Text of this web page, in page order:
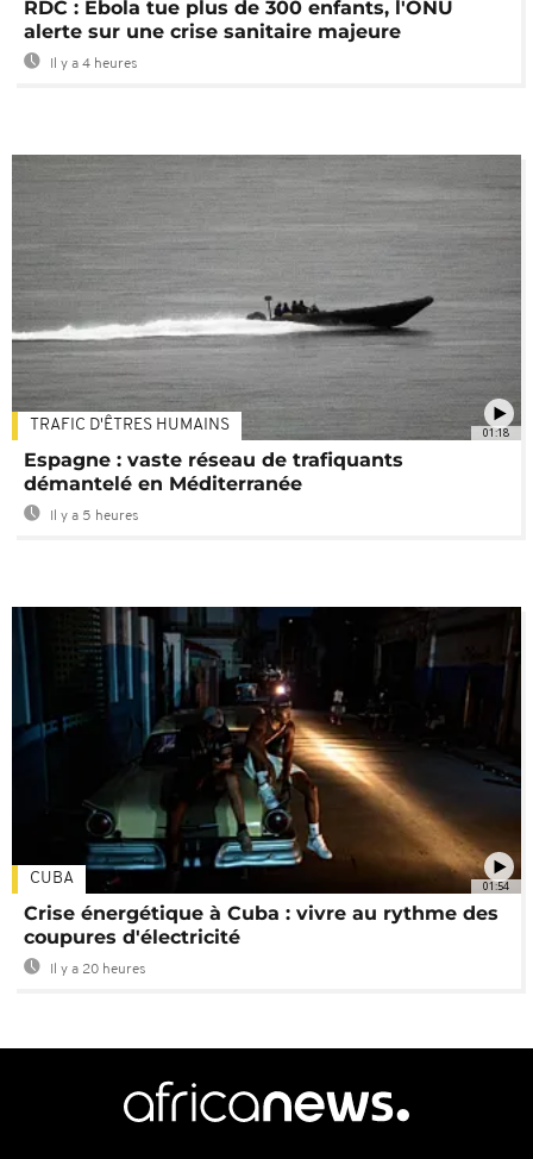
RDC : Ebola tue plus de 300 enfants, l'ONU
alerte sur une crise sanitaire majeure
Il y a 4 heures
01:18
TRAFIC D'ÊTRES HUMAINS
Espagne : vaste réseau de trafiquants
démantelé en Méditerranée
Il y a 5 heures
01:54
CUBA
Crise énergétique à Cuba : vivre au rythme des
coupures d'électricité
Il y a 20 heures